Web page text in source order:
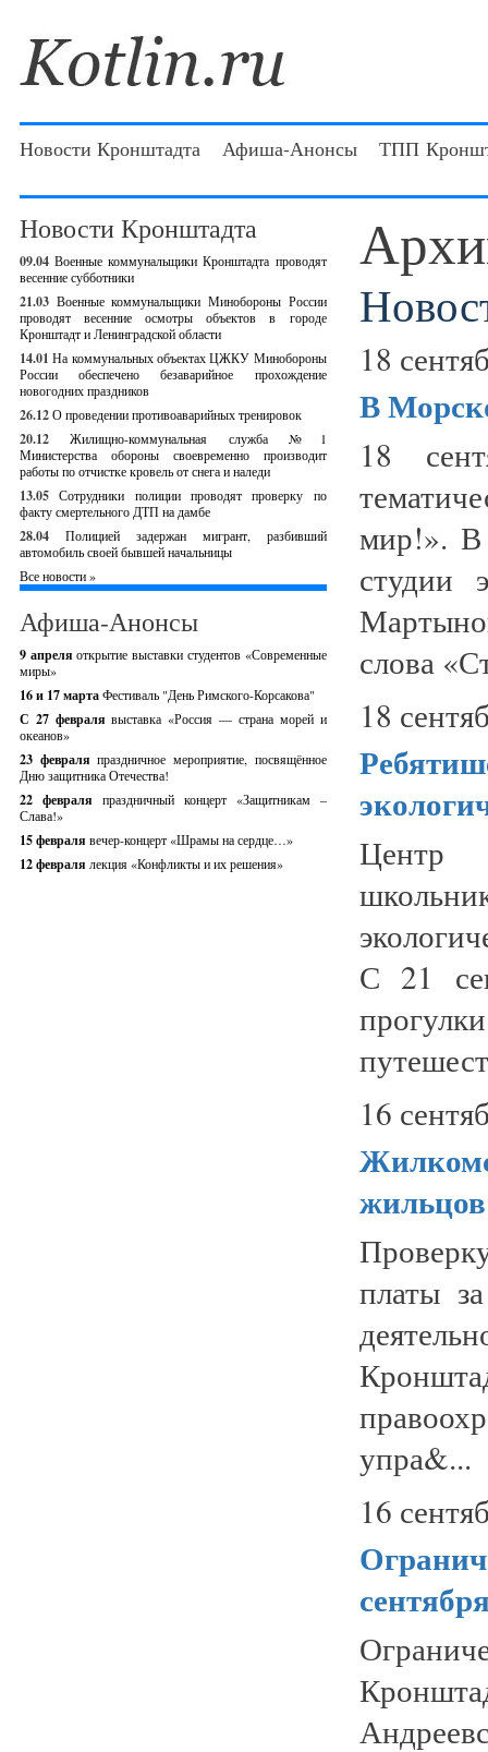
Новости Кронштадта Афиша-Анонсы ТПП
Новости Кронштадта
09.04 Военные коммунальщики Кронштадта проводят
весенние субботники
21.03 Военные коммунальщики Минобороны России
проводят весенние осмотры объектов в городе
Кронштадт и Ленинградской области
14.01 На коммунальных объектах ЦЖКУ Минобороны
России обеспечено безаварийное прохождение
новогодних праздников
26.12О проведении противоаварийных тренировок
20.12
Жилищно-коммунальная служба №1
Министерства обороны своевременно производит
работы по отчистке кровель от снега и наледи
13.05 Сотрудники полиции проводят проверку по
факту смертельного ДТП на дамбе
28.04
Полицией задержан мигрант, разбивший
автомобиль своей бывшей начальницы
Все новости »
Афиша-Анонсы
9 апреляоткрытие выставки студентов «Современные
миры»
16 и 17 мартаФестиваль "День Римского-Корсакова"
С 27 февралявыставка «Россия — страна морей и
океанов»
23 февраляпраздничное мероприятие, посвящённое
Дню защитника Отечества!
22 февраля праздничный концерт «Защитникам –
Слава!»
15 февраля вечер-концерт «Шрамы на сердце…»
12 февраля лекция «Конфликты и их решения»
18
В
18
мир!». В
студии
слова
18
Центр
С 21
16
жильцов
платы
упра&...
16